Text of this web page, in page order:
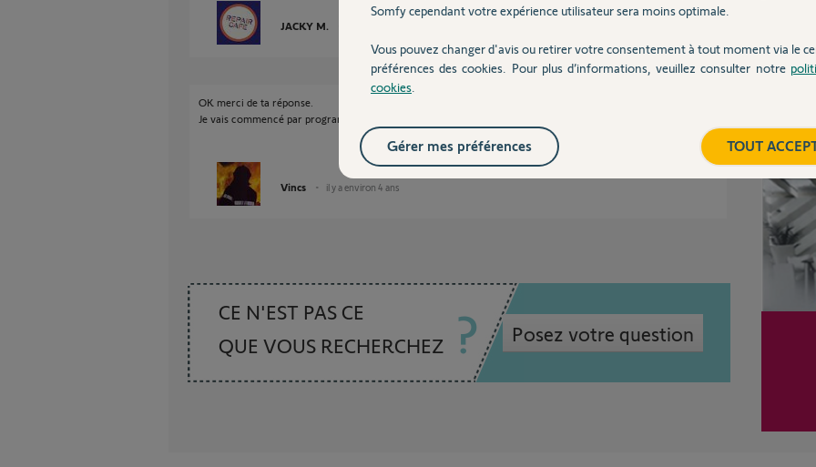
JACKY M.
OK merci de ta réponse.
Je vais commencé par programmer ma télécommande avant
Vincs il y a environ 4 ans
CE N'EST PAS CE
QUE VOUS RECHERCHEZ
Posez votre question
Somfy cependant votre expérience utilisateur sera moins optimale.
Vous pouvez changer d'avis ou retirer votre consentement à tout moment via le
préférences des cookies. Pour plus d’informations, veuillez consulter notre
cookies
TOUT
Gérer mes préférences